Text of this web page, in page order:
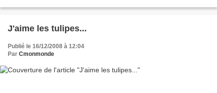
J'aime les tulipes...
Publié le 16/12/2008 à 12:04
Par Cmonmonde